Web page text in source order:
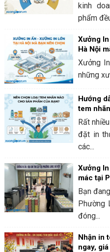
kinh
phẩm
Xưởng
Hà Nội
Xưởng
những
Hướng
tem
trường
Rất
đặt in
các...
Xưởng
mác tại
ít, lấy
Bạn
Phường
đóng...
Nhận in
ngay,